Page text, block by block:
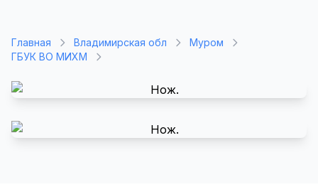
Главная Владимирская обл
Муром
ГБУК ВО МИХМ